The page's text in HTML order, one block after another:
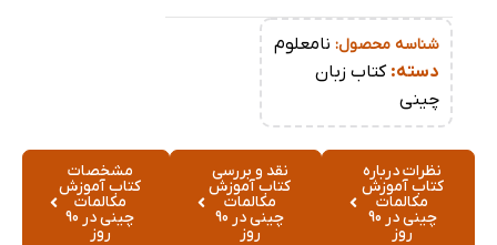
دسته: کتاب زبان
چینی
شناسه محصول: نامعلوم
نظرات درباره
کتاب آموزش
مکالمات
چینی در 90
روز
نقد و بررسی
کتاب آموزش
مکالمات
چینی در 90
روز
مشخصات
کتاب آموزش
مکالمات
چینی در 90
روز